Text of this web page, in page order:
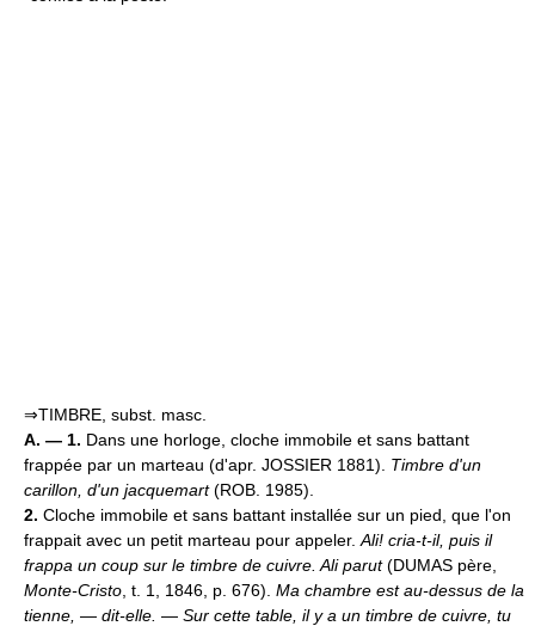
⇒TIMBRE, subst. masc.
A. — 1. Dans une horloge, cloche immobile et sans battant
frappée par un marteau (d'apr. JOSSIER 1881). Timbre d'un
carillon, d'un jacquemart(ROB. 1985).
2. Cloche immobile et sans battant installée sur un pied, que l'on
frappait avec un petit marteau pour appeler. Ali! cria-t-il, puis il
frappa un coup sur le timbre de cuivre. Ali parut(DUMAS père,
Monte-Cristo , t. 1, 1846, p. 676). Ma chambre est au-dessus de la
tienne, — dit-elle. — Sur cette table, il y a un timbre de cuivre, tu